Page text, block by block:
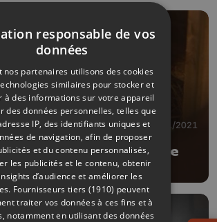
23/01/2021
castors de la Boverie
d'être déplacée
responsable de vos
données
nos partenaires utilisons des cookies
similaires pour stocker et
à des informations sur votre appareil
des données personnelles, telles que
IP, des identifiants uniques et
de navigation, afin de proposer
et du contenu personnalisés,
les publicités et le contenu, obtenir
d’audience et améliorer les
Fournisseurs tiers (1910) peuvent
traiter vos données à ces fins et à
notamment en utilisant des données